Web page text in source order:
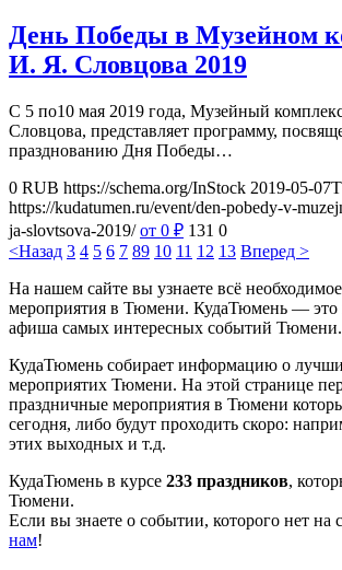
День Победы в Музейном
И. Я. Словцова 2019
С 5 по10 мая 2019 года, Музейный
Словцова, представляет программу,
празднованию Дня Победы…
0 RUB https://schema.org/InStock 2019-05-
https://kudatumen.ru/event/den-pobedy-v-
ja-slovtsova-2019/ от 0 ₽ 131 0
<Назад 3 4 5 6 7 89 10 11 12 13 Вперед >
На нашем сайте вы узнаете всё
мероприятия в Тюмени. КудаТюмень — это
афиша самых интересных событий Тюмени.
КудаТюмень собирает информацию о
мероприятих Тюмени. На этой странице
праздничные мероприятия в Тюмени
сегодня, либо будут проходить скоро:
этих выходных и т.д.
КудаТюмень в курсе 233 праздников,
Тюмени.
Если вы знаете о событии, которого нет на
нам!